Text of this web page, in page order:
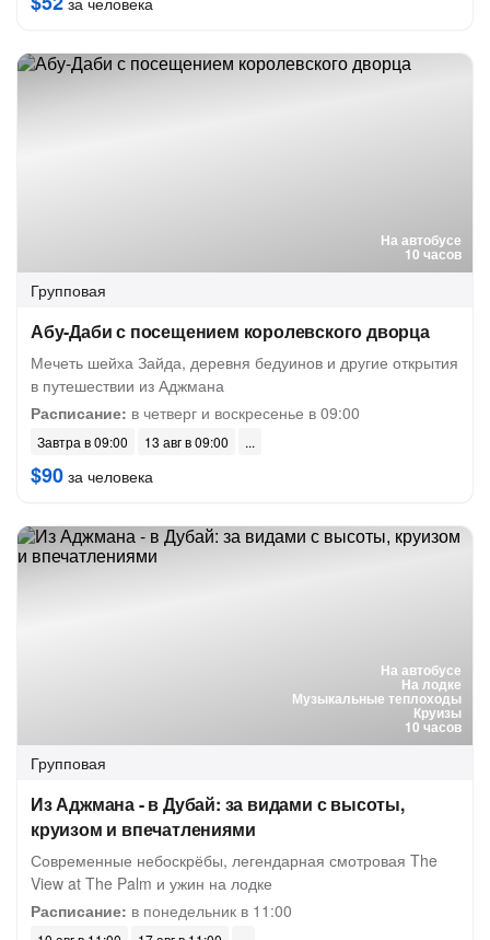
На автобусе
10 часов
Групповая
Абу-Даби с посещением королевского дворца
Мечеть шейха Зайда, деревня бедуинов и другие открытия
в путешествии из Аджмана
Расписание: в четверг и воскресенье в 09:00
Завтра в 09:00 13 авг в 09:00
$90 за человека
На автобусе
На лодке
Музыкальные теплоходы
Круизы
10 часов
Групповая
Из Аджмана - в Дубай: за видами с высоты,
круизом и впечатлениями
Современные небоскрёбы, легендарная смотровая The
View at The Palm и ужин на лодке
Расписание: в понедельник в 11:00